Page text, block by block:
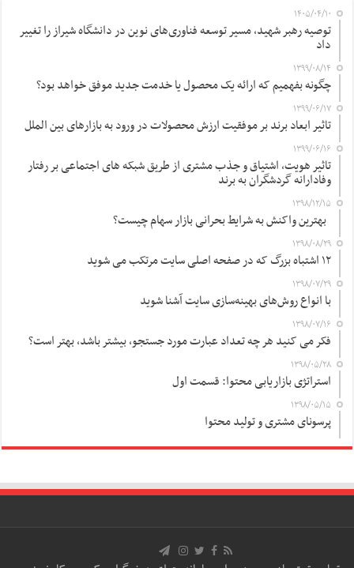
۱۴۰۵/۰۴/۱۰
توصیه رهبر شهید، مسیر توسعه فناوری‌های نوین در دانشگاه شیراز را تغییر
داد
۱۳۹۹/۰۸/۱۴
چگونه بفهمیم که ارائه یک محصول یا خدمت جدید موفق خواهد بود؟
۱۳۹۹/۰۶/۱۷
تاثیر ابعاد برند بر موفقیت ارزش محصولات در ورود به بازارهای بین الملل
۱۳۹۹/۰۶/۱۶
تاثیر هویت، اشتیاق و جذب مشتری از طریق شبکه های اجتماعی بر رفتار
وفادارانه گردشگران به برند
۱۳۹۸/۱۲/۱۵
بهترین واکنش به شرایط بحرانی بازار سهام چیست؟
۱۳۹۸/۰۸/۲۹
۱۲ اشتباه بزرگ که در صفحه اصلی سایت مرتکب می شوید
۱۳۹۸/۰۷/۲۹
با انواع روش‌های بهینه‌سازی سایت آشنا شوید
۱۳۹۸/۰۷/۱۶
فکر می کنید هر چه تعداد عبارت مورد جستجو، بیشتر باشد، بهتر است؟
۱۳۹۸/۰۵/۲۸
استراتژی بازاریابی محتوا: قسمت اول
۱۳۹۸/۰۵/۱۵
پرسونای مشتری و تولید محتوا